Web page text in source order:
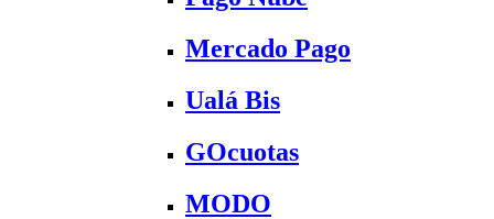
Mercado Pago
Ualá Bis
GOcuotas
MODO